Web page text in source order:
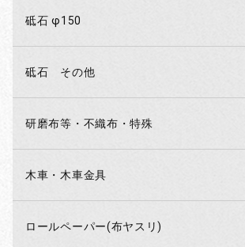
砥石 φ150
砥石 その他
研磨布等・不織布・特殊
木車・木車金具
ロールペーパー(布ヤスリ)